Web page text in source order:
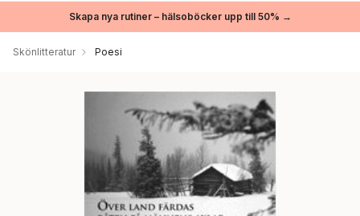
Skapa nya rutiner – hälsoböcker upp till 50% →
Skönlitteratur Poesi